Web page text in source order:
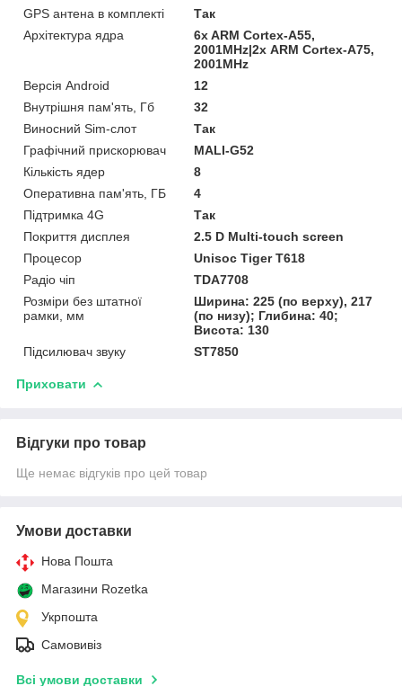
GPS антена в комплекті
Так
Архітектура ядра
6x ARM Cortex-A55,
2001MHz|2х ARM Cortex-A75,
2001MHz
Версія Android
12
Внутрішня пам'ять, Гб
32
Виносний Sim-слот
Так
Графічний прискорювач
MALI-G52
Кількість ядер
8
Оперативна пам'ять, ГБ
4
Підтримка 4G
Так
Покриття дисплея
2.5 D Multi-touch screen
Процесор
Unisoc Tiger T618
Радіо чіп
TDA7708
Розміри без штатної
рамки, мм
Ширина: 225 (по верху), 217
(по низу); Глибина: 40;
Висота: 130
Підсилювач звуку
ST7850
Приховати
Відгуки про товар
Ще немає відгуків про цей товар
Умови доставки
Нова Пошта
Магазини Rozetka
Укрпошта
Самовивіз
Всі умови доставки